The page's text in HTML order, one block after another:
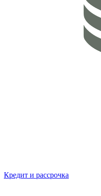
Кредит и рассрочка